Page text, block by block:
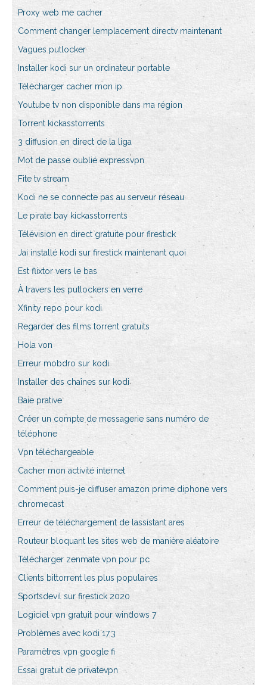
Proxy web me cacher
Comment changer lemplacement directv maintenant
Vagues putlocker
Installer kodi sur un ordinateur portable
Télécharger cacher mon ip
Youtube tv non disponible dans ma région
Torrent kickasstorrents
3 diffusion en direct de la liga
Mot de passe oublié expressvpn
Fite tv stream
Kodi ne se connecte pas au serveur réseau
Le pirate bay kickasstorrents
Télévision en direct gratuite pour firestick
Jai installé kodi sur firestick maintenant quoi
Est flixtor vers le bas
À travers les putlockers en verre
Xfinity repo pour kodi
Regarder des films torrent gratuits
Hola von
Erreur mobdro sur kodi
Installer des chaînes sur kodi
Baie prative
Créer un compte de messagerie sans numéro de
téléphone
Vpn téléchargeable
Cacher mon activité internet
Comment puis-je diffuser amazon prime diphone vers
chromecast
Erreur de téléchargement de lassistant ares
Routeur bloquant les sites web de manière aléatoire
Télécharger zenmate vpn pour pc
Clients bittorrent les plus populaires
Sportsdevil sur firestick 2020
Logiciel vpn gratuit pour windows 7
Problèmes avec kodi 17.3
Paramètres vpn google fi
Essai gratuit de privatevpn